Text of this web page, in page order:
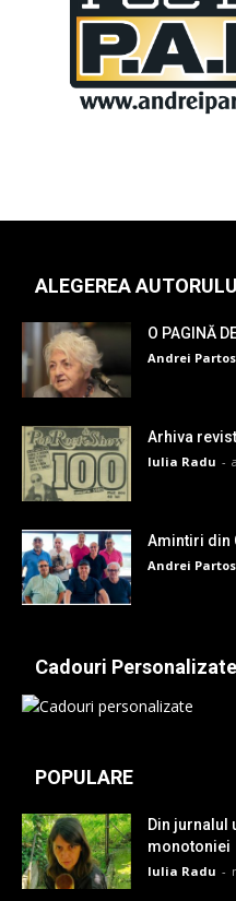
ALEGEREA
O PAGINĂ
Andrei Partos
Arhiva
Iulia Radu -
Amintiri din
Andrei Partos
Cadouri
POPULARE
Din jurnalul
monotoniei
Iulia Radu -